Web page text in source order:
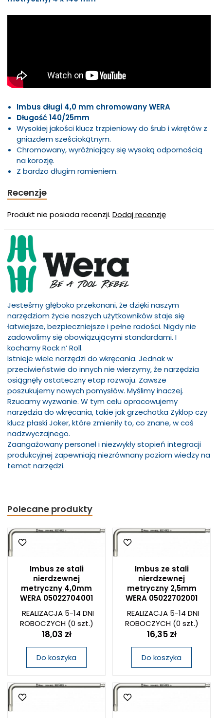
Imbus długi 4,0 mm chromowany WERA
Długość 140/25mm
Wysokiej jakości klucz trzpieniowy do śrub i wkrętów z
gniazdem sześciokątnym.
Chromowany, wyróżniający się wysoką odpornością
na korozję.
Z bardzo długim ramieniem.
Recenzje
Produkt nie posiada recenzji. Dodaj recenzję
Jesteśmy głęboko przekonani, że dzięki naszym
narzędziom życie naszych użytkowników staje się
łatwiejsze, bezpieczniejsze i pełne radości. Nigdy nie
zadowolimy się obowiązującymi standardami. I
kochamy Rock n’ Roll.
Istnieje wiele narzędzi do wkręcania. Jednak w
przeciwieństwie do innych nie wierzymy, że narzędzia
osiągnęły ostateczny etap rozwoju. Zawsze
poszukujemy nowych pomysłów. Myślimy inaczej.
Rzucamy wyzwanie. W tym celu opracowujemy
narzędzia do wkręcania, takie jak grzechotka Zyklop czy
klucz płaski Joker, które zmieniły to, co znane, w coś
nadzwyczajnego.
Zaangażowany personel i niezwykły stopień integracji
produkcyjnej zapewniają niezrównany poziom wiedzy na
temat narzędzi.
Polecane produkty
Imbus ze stali
nierdzewnej
metryczny 4,0mm
WERA 05022704001
REALIZACJA 5-14 DNI
ROBOCZYCH(0 szt.)
18,03 zł
Do koszyka
Imbus ze stali
nierdzewnej
metryczny 2,5mm
WERA 05022702001
REALIZACJA 5-14 DNI
ROBOCZYCH(0 szt.)
16,35 zł
Do koszyka